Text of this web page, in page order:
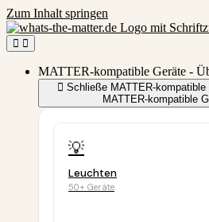
Zum Inhalt springen
MATTER-kompatible Geräte -
Schließe MATTER-
MATTER-kompatible
💡
Leuchten
50+ Geräte